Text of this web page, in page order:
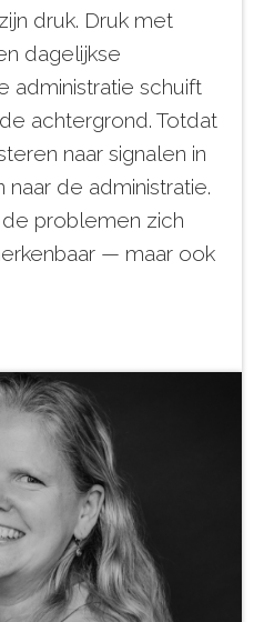
druk. Druk met
dagelijkse
administratie schuift
achtergrond. Totdat
naar signalen in
naar de administratie.
problemen zich
— maar ook